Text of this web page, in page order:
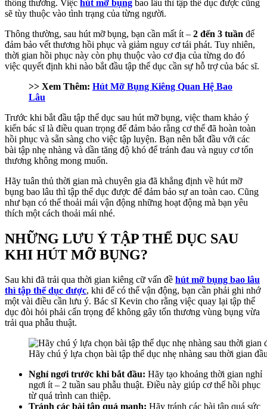
thông thường. Việc hút mỡ bụng bao lâu thì tập thể dục được cũng
sẽ tùy thuộc vào tình trạng của từng người.
Thông thường, sau hút mỡ bụng, bạn cần mất ít – 2 đến 3 tuần để
đảm bảo vết thương hồi phục và giảm nguy cơ tái phát. Tuy nhiên,
thời gian hồi phục này còn phụ thuộc vào cơ địa của từng do đó
việc quyết định khi nào bắt đầu tập thể dục cần sự hỗ trợ của bác sĩ.
>> Xem Thêm: Hút Mỡ Bụng Kiêng Quan Hệ Bao
Lâu
Trước khi bắt đầu tập thể dục sau hút mỡ bụng, việc tham khảo ý
kiến bác sĩ là điều quan trọng để đảm bảo rằng cơ thể đã hoàn toàn
hồi phục và sẵn sàng cho việc tập luyện. Bạn nên bắt đầu với các
bài tập nhẹ nhàng và dần tăng độ khó để tránh đau và nguy cơ tổn
thương không mong muốn.
Hãy tuân thủ thời gian mà chuyên gia đã khẳng định về hút mỡ
bụng bao lâu thì tập thể dục được để đảm bảo sự an toàn cao. Cũng
như bạn có thể thoải mái vận động những hoạt động mà bạn yêu
thích một cách thoải mái nhé.
NHỮNG LƯU Ý TẬP THỂ DỤC SAU
KHI HÚT MỠ BỤNG?
Sau khi đã trải qua thời gian kiêng cữ vấn đề hút mỡ bụng bao lâu
thì tập thể dục được, khi để có thể vận động, bạn cần phải ghi nhớ
một vài điều cần lưu ý. Bác sĩ Kevin cho rằng việc quay lại tập thể
dục đòi hỏi phải cẩn trọng để không gây tổn thương vùng bụng vừa
trải qua phẫu thuật.
Hãy chú ý lựa chọn bài tập thể dục nhẹ nhàng sau thời gian
Nghỉ ngơi trước khi bắt đầu: Hãy tạo khoảng thời gian nghỉ
ngơi ít – 2 tuần sau phẫu thuật. Điều này giúp cơ thể hồi phục
từ quá trình can thiệp.
Tránh các bài tập quá mạnh: Hãy tránh các bài tập quá sức